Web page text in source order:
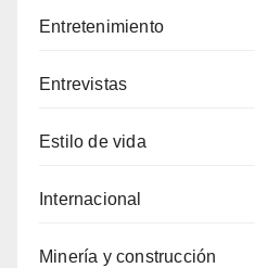
Entretenimiento
Entrevistas
Estilo de vida
Internacional
Minería y construcción